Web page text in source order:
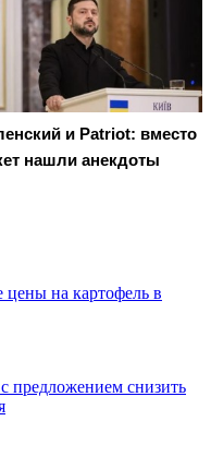
и Patriot: вместо
нашли анекдоты
цены на картофель в
предложением снизить